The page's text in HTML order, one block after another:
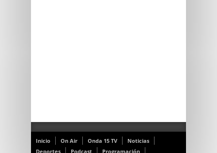
Inicio On Air Onda 15 TV
Noticias
Deportes
Podcast Programación